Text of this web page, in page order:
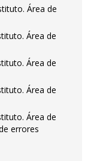
Área de
Área de
Área de
Área de
Área de
errores